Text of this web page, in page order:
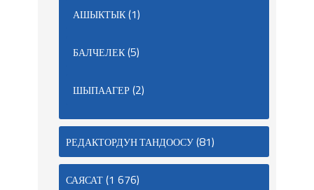
АШЫКТЫК(1)
БАЛЧЕЛЕК(5)
ШЫПААГЕР(2)
РЕДАКТОРДУН ТАНДООСУ(81)
САЯСАТ(1 676)